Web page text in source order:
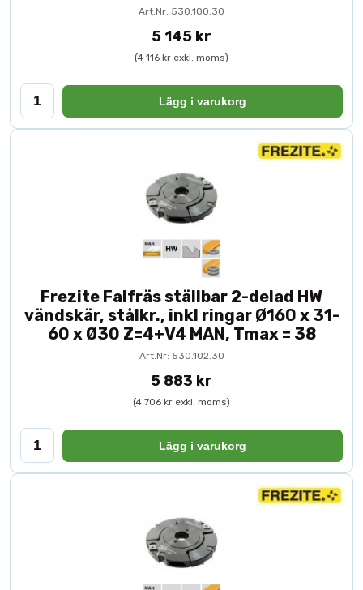
Art.Nr: 530.100.30
5 145 kr
(4 116 kr exkl. moms)
Lägg i varukorg
Frezite Falfräs ställbar 2-delad HW
vändskär, stålkr., inkl ringar Ø160 x 31-
60 x Ø30 Z=4+V4 MAN, Tmax = 38
Art.Nr: 530.102.30
5 883 kr
(4 706 kr exkl. moms)
Lägg i varukorg